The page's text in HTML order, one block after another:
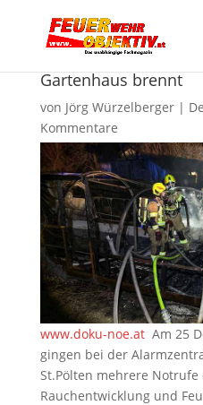
Gartenhaus brennt
von Jörg Würzelberger|
Kommentare
www.doku-noe.atAm 25
gingen bei der
St.Pölten mehrere Notrufe
Rauchentwicklung und